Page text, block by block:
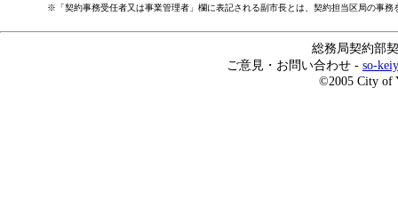
※「契約事務受任者又は事業管理者」欄に表記される副市長とは、契約担当区局の事務
総務局契約部
ご意見・お問い合わせ - so-
©2005 City of